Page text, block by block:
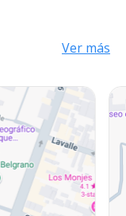
Ver más